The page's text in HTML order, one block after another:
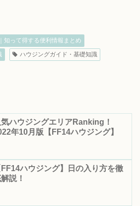
知って得する便利情報まとめ
ハウジングガイド・基礎知識
気ハウジングエリアRanking！
年10月版【FF14ハウジング】
FF14ハウジング】日の入り方を徹
説！